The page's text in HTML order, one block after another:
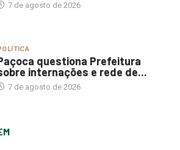
7 de agosto de 2026
questiona Prefeitura
internações e rede de...
7 de agosto de 2026